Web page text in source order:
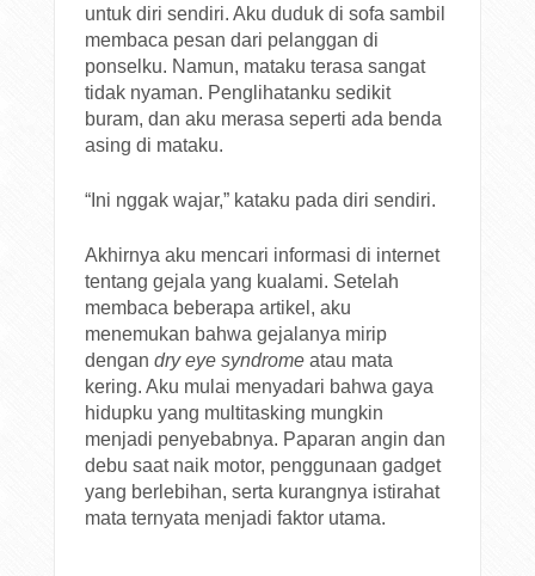
untuk diri sendiri. Aku duduk di sofa sambil
membaca pesan dari pelanggan di
ponselku. Namun, mataku terasa sangat
tidak nyaman. Penglihatanku sedikit
buram, dan aku merasa seperti ada benda
asing di mataku.
“Ini nggak wajar,” kataku pada diri sendiri.
Akhirnya aku mencari informasi di internet
tentang gejala yang kualami. Setelah
membaca beberapa artikel, aku
menemukan bahwa gejalanya mirip
dengan dry eye syndrome atau mata
kering. Aku mulai menyadari bahwa gaya
hidupku yang multitasking mungkin
menjadi penyebabnya. Paparan angin dan
debu saat naik motor, penggunaan gadget
yang berlebihan, serta kurangnya istirahat
mata ternyata menjadi faktor utama.